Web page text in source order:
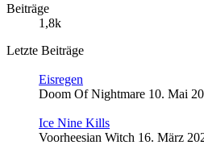
Beiträge
1,8k
Letzte Beiträge
Eisregen
Doom Of Nightmare 10. Mai
Ice Nine Kills
Voorheesian Witch 16. März